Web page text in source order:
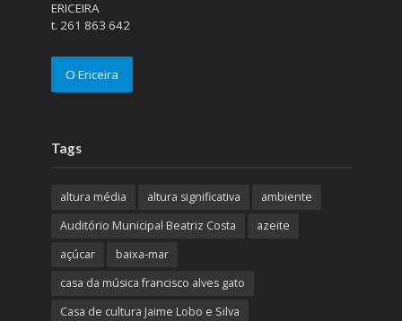
ERICEIRA
t. 261 863 642
O Ericeira
Tags
altura média altura significativa
ambiente
Auditório Municipal Beatriz Costa
azeite
açúcar
baixa-mar
casa da música francisco alves gato
Casa de cultura Jaime Lobo e Silva